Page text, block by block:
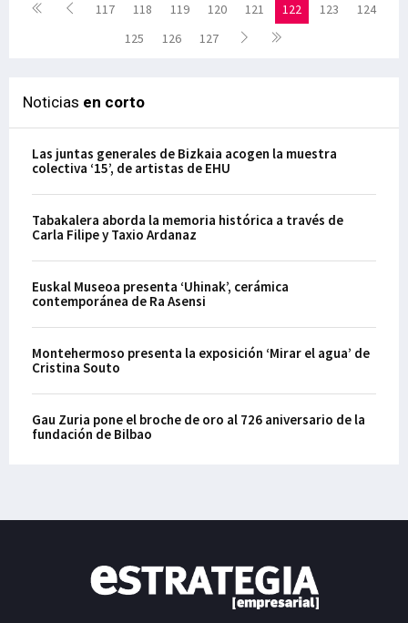
117 118 119 120 121 122 123
124
125
126 127
Noticias en corto
Las juntas generales de Bizkaia acogen la muestra
colectiva ‘15’, de artistas de EHU
Tabakalera aborda la memoria histórica a través de
Carla Filipe y Taxio Ardanaz
Euskal Museoa presenta ‘Uhinak’, cerámica
contemporánea de Ra Asensi
Montehermoso presenta la exposición ‘Mirar el agua’ de
Cristina Souto
Gau Zuria pone el broche de oro al 726 aniversario de la
fundación de Bilbao